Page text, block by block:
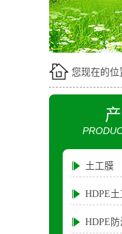
您现在的位
土工膜
HDPE
HDPE